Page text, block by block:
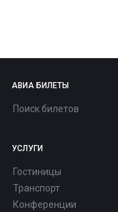
АВИА БИЛЕТЫ
Поиск билетов
УСЛУГИ
Гостиницы
Транспорт
Конференции